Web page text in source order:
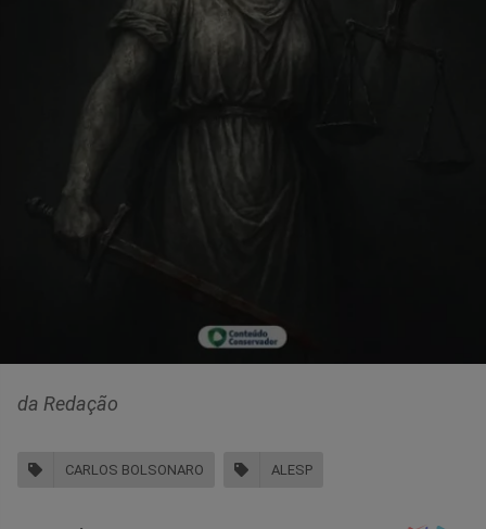
da Redação
CARLOS BOLSONARO ALESP